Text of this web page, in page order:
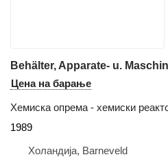
Цена на барање
Хемиска опрема - хемиски
1989
Холандија, Barneveld